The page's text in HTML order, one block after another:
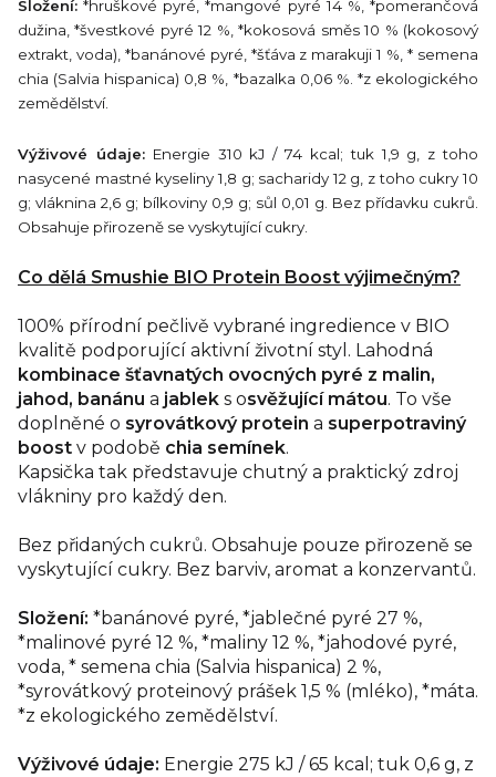
Složení: *hruškové pyré, *mangové pyré 14 %, *pomerančová
dužina, *švestkové pyré 12 %, *kokosová směs 10 % (kokosový
extrakt, voda), *banánové pyré, *šťáva z marakuji 1 %, * semena
chia (Salvia hispanica) 0,8 %, *bazalka 0,06 %. *z ekologického
zemědělství.
Výživové údaje:Energie 310 kJ / 74 kcal; tuk 1,9 g, z toho
nasycené mastné kyseliny 1,8 g; sacharidy 12 g, z toho cukry 10
g; vláknina 2,6 g; bílkoviny 0,9 g; sůl 0,01 g. Bez přídavku cukrů.
Obsahuje přirozeně se vyskytující cukry.
Co dělá Smushie BIO Protein Boost výjimečným?
100% přírodní pečlivě vybrané ingredience v BIO
kvalitě podporující aktivní životní styl. Lahodná
kombinace šťavnatých ovocných pyré z malin,
jahod, banánu a jablek s osvěžující mátou. To vše
doplněné o syrovátkový protein a superpotraviný
boost v podobě chia semínek.
Kapsička tak představuje chutný a praktický zdroj
vlákniny pro každý den.
Bez přidaných cukrů. Obsahuje pouze přirozeně se
vyskytující cukry. Bez barviv, aromat a konzervantů.
Složení: *banánové pyré, *jablečné pyré 27 %,
*malinové pyré 12 %, *maliny 12 %, *jahodové pyré,
voda, * semena chia (Salvia hispanica) 2 %,
*syrovátkový proteinový prášek 1,5 % (mléko), *máta.
*z ekologického zemědělství.
Výživové údaje: Energie 275 kJ / 65 kcal; tuk 0,6 g, z